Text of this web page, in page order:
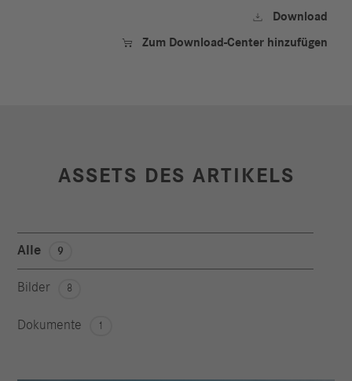
 Download
 Zum Download-Center hinzufügen
ASSETS DES ARTIKELS
Alle 9
Bilder 8
Dokumente 1